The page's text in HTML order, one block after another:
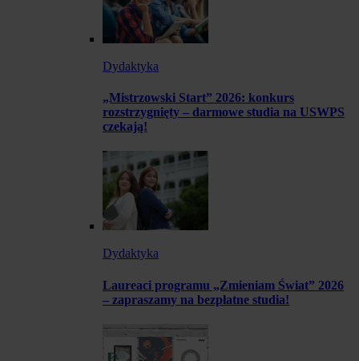
Dydaktyka
„Mistrzowski Start” 2026: konkurs
rozstrzygnięty – darmowe studia na USWPS
czekają!
Dydaktyka
Laureaci programu „Zmieniam Świat” 2026
– zapraszamy na bezpłatne studia!